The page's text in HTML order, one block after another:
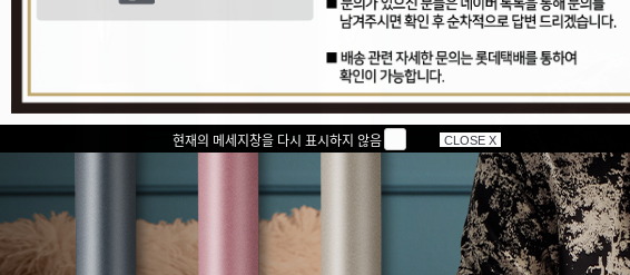
현재의 메세지창을 다시 표시하지 않음 CLOSE X